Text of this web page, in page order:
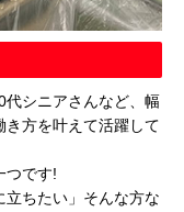
代シニアさんなど、幅
き方を叶えて活躍して
つです!
立ちたい」そんな方な